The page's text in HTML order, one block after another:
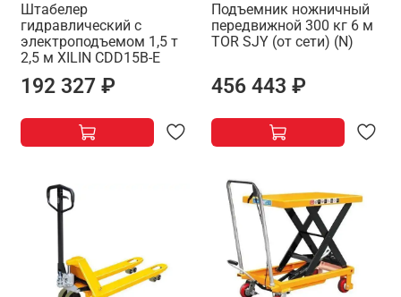
Штабелер
гидравлический с
электроподъемом 1,5 т
2,5 м XILIN CDD15B-E
192 327 ₽
Подъемник ножничный
передвижной 300 кг 6 м
TOR SJY (от сети) (N)
456 443 ₽